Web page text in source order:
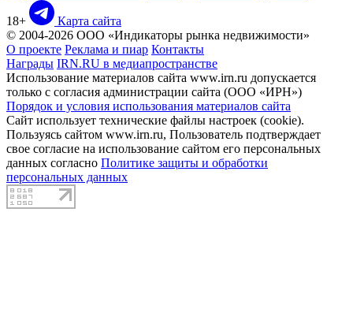
18+
Карта сайта
© 2004-2026 ООО «Индикаторы рынка недвижимости»
О проекте Реклама и пиар Контакты
Награды IRN.RU в медиапространстве
Использование материалов сайта www.irn.ru допускается
только с согласия администрации сайта (ООО «ИРН»)
Порядок и условия использования материалов сайта
Сайт использует технические файлы настроек (cookie).
Пользуясь сайтом www.irn.ru, Пользователь подтверждает
свое согласие на использование сайтом его персональных
данных согласно Политике защиты и обработки
персональных данных